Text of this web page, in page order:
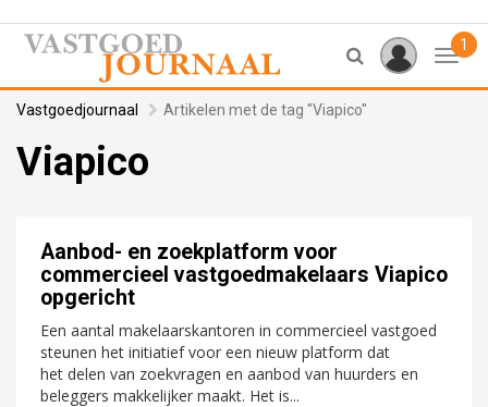
1
Vastgoedjournaal Artikelen met de tag "Viapico"
Viapico
Aanbod- en zoekplatform voor
commercieel vastgoedmakelaars Viapico
opgericht
Een aantal makelaarskantoren in commercieel vastgoed
steunen het initiatief voor een nieuw platform dat
het delen van zoekvragen en aanbod van huurders en
beleggers makkelijker maakt. Het is...